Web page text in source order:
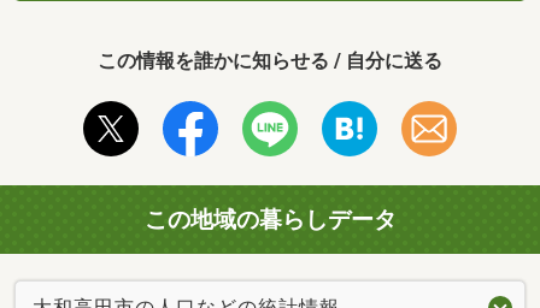
この情報を誰かに知らせる / 自分に送る
この地域の暮らしデータ